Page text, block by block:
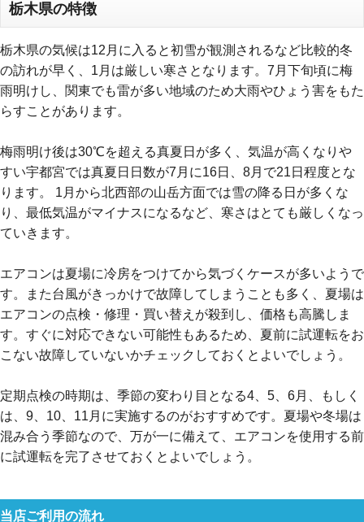
栃木県の特徴
栃木県の気候は12月に入ると初雪が観測されるなど比較的冬
の訪れが早く、1月は厳しい寒さとなります。7月下旬頃に梅
雨明けし、関東でも雷が多い地域のため大雨やひょう害をもた
らすことがあります。
梅雨明け後は30℃を超える真夏日が多く、気温が高くなりや
すい宇都宮では真夏日日数が7月に16日、8月で21日程度とな
ります。 1月から北西部の山岳方面では雪の降る日が多くな
り、最低気温がマイナスになるなど、寒さはとても厳しくなっ
ていきます。
エアコンは夏場に冷房をつけてから気づくケースが多いようで
す。また台風がきっかけで故障してしまうことも多く、夏場は
エアコンの点検・修理・買い替えが殺到し、価格も高騰しま
す。すぐに対応できない可能性もあるため、夏前に試運転をお
こない故障していないかチェックしておくとよいでしょう。
定期点検の時期は、季節の変わり目となる4、5、6月、もしく
は、9、10、11月に実施するのがおすすめです。夏場や冬場は
混み合う季節なので、万が一に備えて、エアコンを使用する前
に試運転を完了させておくとよいでしょう。
当店ご利用の流れ
お名前
電話番号
お問合せ内容 工事お見積り依頼
機器お見積り依頼
ご相談
メッセージ